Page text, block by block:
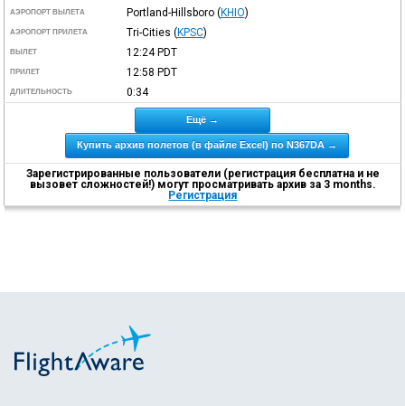
АЭРОПОРТ ВЫЛЕТА Portland-Hillsboro (KHIO)
АЭРОПОРТ ПРИЛЕТА Tri-Cities (KPSC)
ВЫЛЕТ 12:24PDT
ПРИЛЕТ 12:58 PDT
ДЛИТЕЛЬНОСТЬ 0:34
Ещё →
Купить архив полетов (в файле Excel) по N367DA →
Зарегистрированные пользователи (регистрация бесплатна и не
вызовет сложностей!) могут просматривать архив за 3 months.
Регистрация